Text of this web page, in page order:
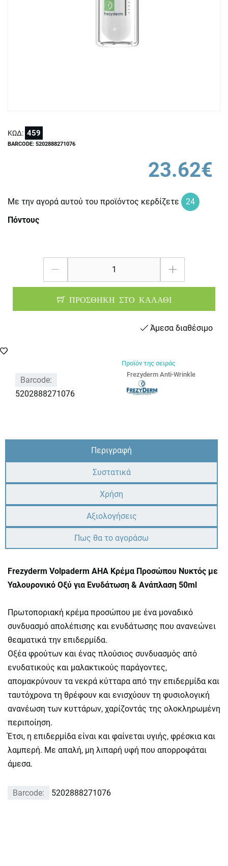
ΚΩΔ: 459
BARCODE: 5202888271076
23.62€
Με την αγορά αυτού του προϊόντος κερδίζετε
24
Πόντους
ΠΡΟΣΘΗΚΗ ΣΤΟ ΚΑΛΑΘΙ
Άμεσα διαθέσιμο
Barcode:
5202888271076
Προϊόν της σειράς
Frezyderm Anti-Wrinkle
Περιγραφή
Συστατικά
Χρήση
Αξιολογήσεις
Πως θα το αγοράσω
Frezyderm Volpaderm AHA Κρέμα Προσώπου Νυκτός με
Υαλουρονικό Οξύ για Ενυδάτωση & Ανάπλαση 50ml
Πρωτοποριακή κρέμα προσώπου με ένα μοναδικό
συνδυασμό απολέπισης και ενυδάτωσης που ανανεώνει
θεαματικά την επιδερμίδα.
Οξέα φρούτων και ένας πλούσιος συνδυασμός από
ενυδατικούς και μαλακτικούς παράγοντες,
απομακρύνουν τα νεκρά κύτταρα από την επιδερμίδα και
ταυτόχρονα τη θρέφουν και ενισχύουν τη φυσιολογική
ανανέωση των κυττάρων, χαρίζοντάς της ολοκληρωμένη
περιποίηση.
Έτσι, η επιδερμίδα είναι και φαίνεται υγιής, φρέσκια και
λαμπερή. Με απαλή, μη λιπαρή υφή που απορροφάται
άμεσα.
Barcode: 5202888271076